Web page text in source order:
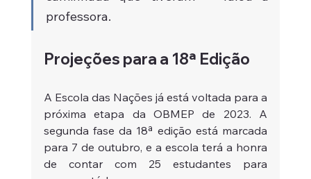
professora.
Projeções para a 18ª Edição
A Escola das Nações já está voltada para a
próxima etapa da OBMEP de 2023. A
segunda fase da 18ª edição está marcada
para 7 de outubro, e a escola terá a honra
de contar com 25 estudantes para